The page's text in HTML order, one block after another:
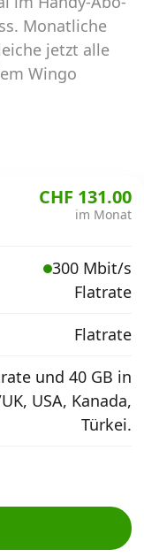
Smart
Design
Monatliche
jetzt alle
Wingo
CHF 131.00
im Monat
300 Mbit/s
Flatrate
Flatrate
und 40 GB in
USA, Kanada,
Türkei.